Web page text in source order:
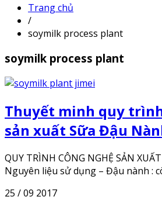
Trang chủ
/
soymilk process plant
soymilk process plant
Thuyết minh quy
sản xuất Sữa Đậu
QUY TRÌNH CÔNG NGHỆ SẢN
Nguyên liệu sử dụng – Đậu nành :
25 / 09 2017